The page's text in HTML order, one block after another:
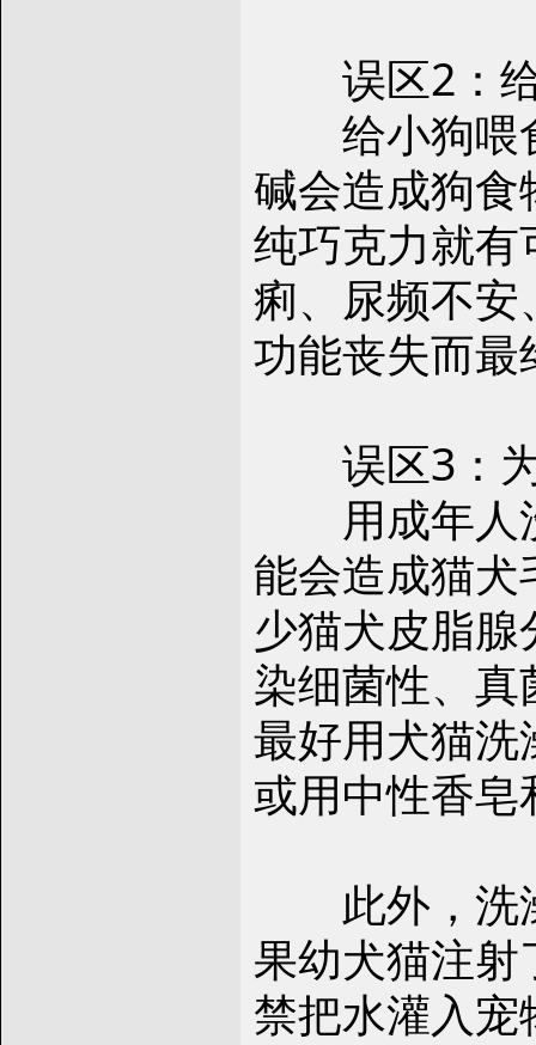
误区2：
给小狗喂食
碱会造成狗
纯巧克力就
痢、尿频不
功能丧失而
误区3：
用成年人洗
能会造成猫
少猫犬皮脂
染细菌性、
最好用犬猫
或用中性香皂
此外，洗澡
果幼犬猫注
禁把水灌入